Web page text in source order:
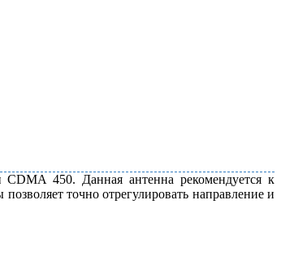
450. Данная антенна рекомендуется к
точно отрегулировать направление и